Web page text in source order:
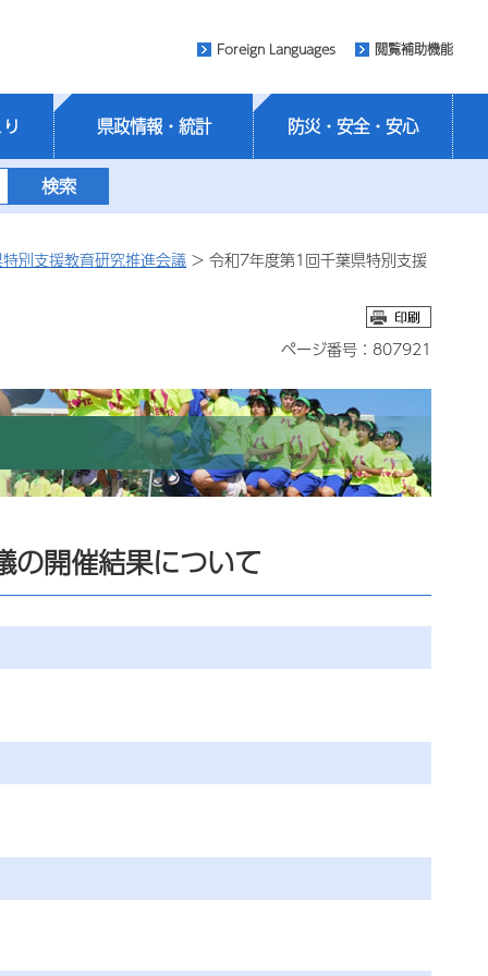
Foreign Languages 閲覧補助機能
県政情報・統計 防災・安全・安心
別支援教育研究推進会議 > 令和7年度第1回千葉県特別支援
ページ番号：807921
の開催結果について